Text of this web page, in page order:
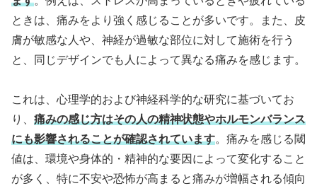
ときは、痛みをより強く感じることが多いです。また、皮
膚が敏感な人や、神経が過敏な部位に対して施術を行う
と、同じデザインでも人によって異なる痛みを感じます。
これは、心理学的および神経科学的な研究に基づいてお
り、 痛みの感じ方はその人の精神状態やホルモンバランス
にも影響されることが確認されています。痛みを感じる閾
値は、環境や身体的・精神的な要因によって変化すること
が多く、特に不安や恐怖が高まると痛みが増幅される傾向